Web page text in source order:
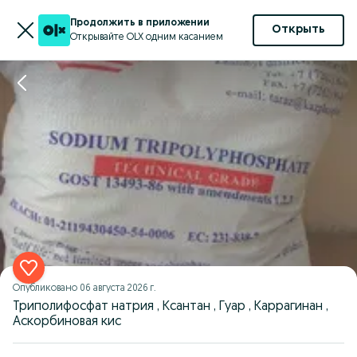
Продолжить в приложении
Открывайте OLX одним касанием
Открыть
Опубликовано 06 августа 2026 г.
Триполифосфат натрия , Ксантан , Гуар , Каррагинан ,
Аскорбиновая кис